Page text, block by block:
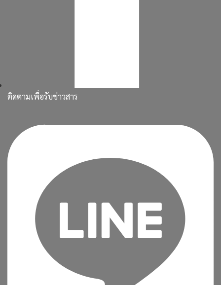
ติดตามเพื่อรับข่าวสาร